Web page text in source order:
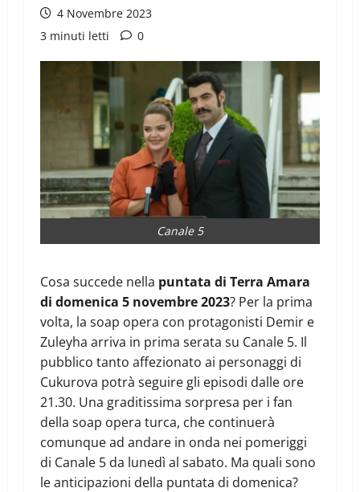
4 Novembre 2023
3 minuti letti
0
Canale 5
Cosa succede nella puntata di Terra Amara
di domenica 5 novembre 2023? Per la prima
volta, la soap opera con protagonisti Demir e
Zuleyha arriva in prima serata su Canale 5. Il
pubblico tanto affezionato ai personaggi di
Cukurova potrà seguire gli episodi dalle ore
21.30. Una graditissima sorpresa per i fan
della soap opera turca, che continuerà
comunque ad andare in onda nei pomeriggi
di Canale 5 da lunedì al sabato. Ma quali sono
le anticipazioni della puntata di domenica?